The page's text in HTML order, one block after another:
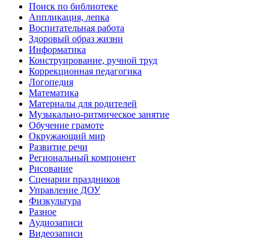
Поиск по библиотеке
Аппликация, лепка
Воспитательная работа
Здоровый образ жизни
Информатика
Конструирование, ручной труд
Коррекционная педагогика
Логопедия
Математика
Материалы для родителей
Музыкально-ритмическое занятие
Обучение грамоте
Окружающий мир
Развитие речи
Региональный компонент
Рисование
Сценарии праздников
Управление ДОУ
Физкультура
Разное
Аудиозаписи
Видеозаписи